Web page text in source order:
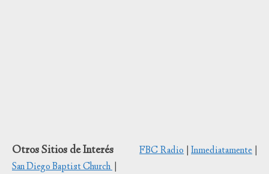
Otros Sitios de Interés FBC Radio|Inmediatamente
San Diego Baptist Church